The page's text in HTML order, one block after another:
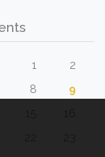
1
2
8
9